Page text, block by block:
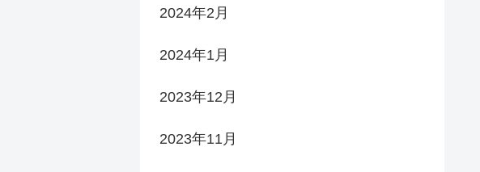
2024年2月
2024年1月
2023年12月
2023年11月